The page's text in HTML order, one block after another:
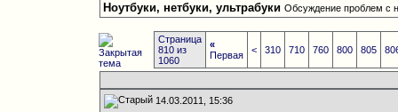
Ноутбуки, нетбуки, ультрабуки Обсуждение проблем с
Страница
810 из
1060
«
Первая
< 310 710 760 800 805
14.03.2011, 15:36